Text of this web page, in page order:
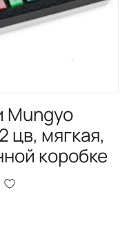
Mungyo
цв, мягкая,
коробке